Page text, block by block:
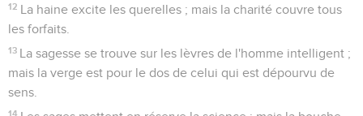
12 La haine excite les querelles ; mais la charité couvre tous
les forfaits.
13 La sagesse se trouve sur les lèvres de l'homme intelligent ;
mais la verge est pour le dos de celui qui est dépourvu de
sens.
14